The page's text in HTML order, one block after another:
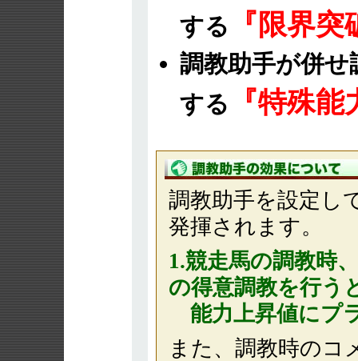
する
『限界
調教助手が併
する
『特殊
調教助手を設定し
発揮されます。
1.競走馬の調教時
の得意調教を行う
能力上昇値にプ
また、調教時のコ